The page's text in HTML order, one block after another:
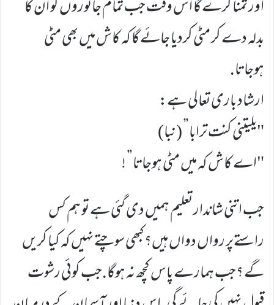
اور تمنا کرے گا اس وقت جب تمام جانوروں کو ان کا
بدلہ دے کر مٹی کردیا جائے گا کہ کاش میں بھی مٹی
ہوجاتا.
ارشاد باری تعالی ہے:
"يليتني كنت ترابا” (نبا)
"اے کاش کہ میں مٹی ہوجاتا” !
جب اتنی شاندار تعلیم ہمیں دی گئی ہے تو ہم کس
راستےپر رواں دواں ہیں؟ کبھی سوچتے نہیں کہ کیا کریں
گے ؟جب ہمارے پاس کچھ نہ ہوگا.جب کوئی رشوت